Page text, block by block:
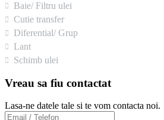
Baie/ Filtru ulei
Cutie transfer
Diferential/ Grup
Lant
Schimb ulei
Vreau sa fiu contactat
Lasa-ne datele tale si te vom contacta noi.